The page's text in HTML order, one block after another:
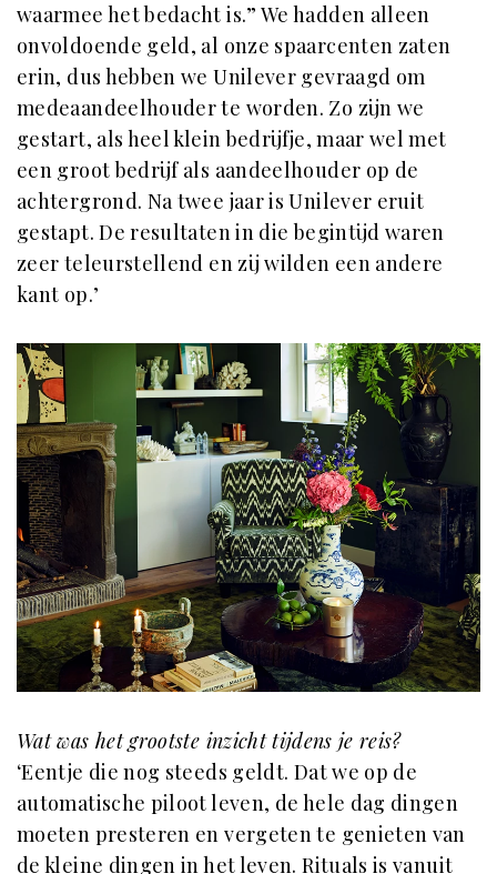
waarmee het bedacht is.” We hadden alleen
onvoldoende geld, al onze spaarcenten zaten
erin, dus hebben we Unilever gevraagd om
medeaandeelhouder te worden. Zo zijn we
gestart, als heel klein bedrijfje, maar wel met
een groot bedrijf als aandeelhouder op de
achtergrond. Na twee jaar is Unilever eruit
gestapt. De resultaten in die begintijd waren
zeer teleurstellend en zij wilden een andere
kant op.’
Wat was het grootste inzicht tijdens je reis?
‘Eentje die nog steeds geldt. Dat we op de
automatische piloot leven, de hele dag dingen
moeten presteren en vergeten te genieten van
de kleine dingen in het leven. Rituals is vanuit